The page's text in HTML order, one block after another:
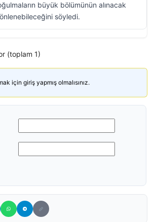
büyük bölümünün alınacak
söyledi.
(toplam 1)
için giriş yapmış olmalısınız.